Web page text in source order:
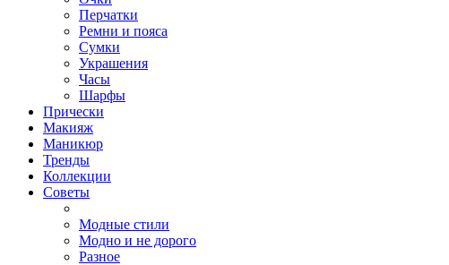
Перчатки
Ремни и пояса
Сумки
Украшения
Часы
Шарфы
Прически
Макияж
Маникюр
Тренды
Коллекции
Советы
Модные стили
Модно и не дорого
Разное